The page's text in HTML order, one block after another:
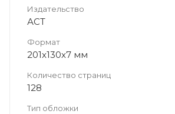
Издательство
АСТ
Формат
201x130x7 мм
Количество страниц
128
Тип обложки